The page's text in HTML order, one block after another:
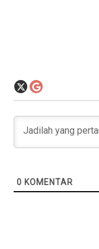
0 KOMENTAR